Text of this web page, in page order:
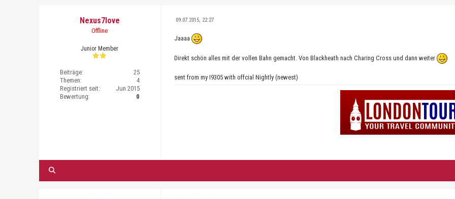
Nexus7love
Offline
Junior Member
Beiträge:
25
Themen:
4
Registriert seit:
Jun 2015
Bewertung:
0
09.07.2015, 22:27
Jaaaa
Direkt schön alles mit der vollen Bahn gemacht. Von Blackheath nach Charing Cross und dann weiter
sent from my I9305 with offcial Nightly (newest)